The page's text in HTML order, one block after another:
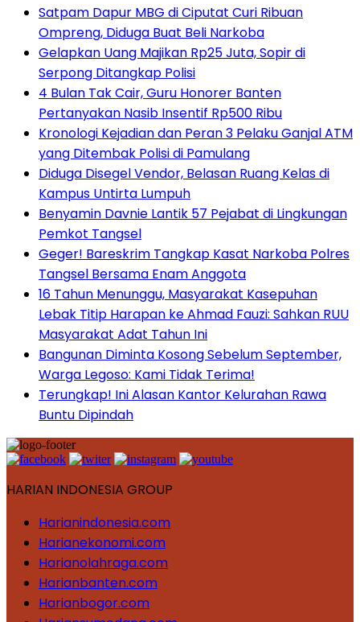
Satpam Dapur MBG di Ciputat Curi Ribuan
Ompreng, Diduga Buat Beli Narkoba
Gelapkan Uang Majikan Rp25 Juta, Sopir di
Serpong Ditangkap Polisi
4 Bulan Tak Cair, Guru Honorer Banten
Pertanyakan Nasib Insentif Rp500 Ribu
Kronologi Kejadian dan Peran 3 Pelaku Ganjal ATM
yang Ditembak Polisi di Pamulang
Diduga Disegel Vendor, Belasan Ruang Kelas di
Kampus Untirta Lumpuh
Benyamin Davnie Lantik 57 Pejabat di Lingkungan
Pemkot Tangsel
Geger! Bareskrim Tangkap Kasat Narkoba Polres
Tangsel Bersama Enam Anggota
16 Tahun Menunggu, Masyarakat Kasepuhan
Lebak Titip Harapan ke Ahmad Fauzi: Sahkan RUU
Masyarakat Adat Tahun Ini
Bangunan Diminta Kosong Sebelum September,
Warga Legoso: Kami Tidak Terima!
Terungkap! Ini Alasan Kantor Kelurahan Rawa
Buntu Dipindah
HARIAN INDONESIA GROUP
Harianindonesia.com
Harianekonomi.com
Harianolahraga.com
Harianbanten.com
Harianbogor.com